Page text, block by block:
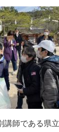
講師である県